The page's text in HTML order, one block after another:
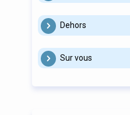
Dehors
Sur vous